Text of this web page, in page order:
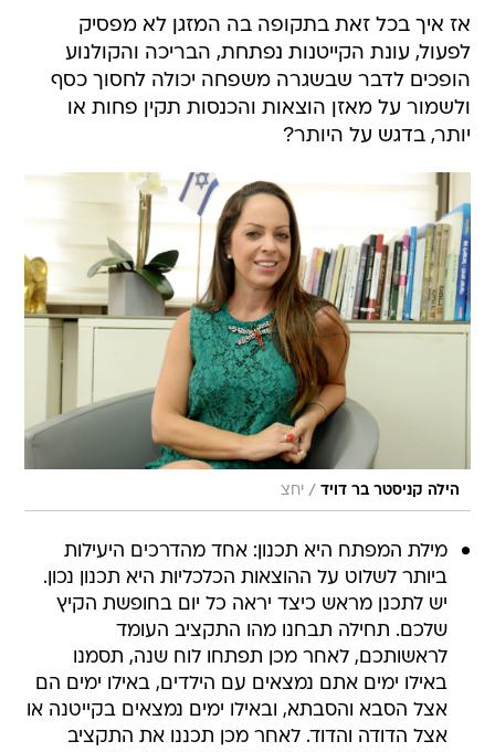
אז איך בכל זאת בתקופה בה המזגן לא מפסיק
לפעול, עונת הקייטנות נפתחת, הבריכה והקולנוע
הופכים לדבר שבשגרה משפחה יכולה לחסוך כסף
ולשמור על מאזן הוצאות והכנסות תקין פחות או
יותר, בדגש על היותר?
הילה קניסטר בר דויד / יחצ
מילת המפתח היא תכנון: אחד מהדרכים היעילות
ביותר לשלוט על ההוצאות הכלכליות היא תכנון נכון.
יש לתכנן מראש כיצד יראה כל יום בחופשת הקיץ
שלכם. תחילה תבחנו מהו התקציב העומד
לראשותכם, לאחר מכן תפתחו לוח שנה, תסמנו
באילו ימים אתם נמצאים עם הילדים, באילו ימים הם
אצל הסבא והסבתא, ובאילו ימים נמצאים בקייטנה או
אצל הדודה והדוד. לאחר מכן תכננו את התקציב